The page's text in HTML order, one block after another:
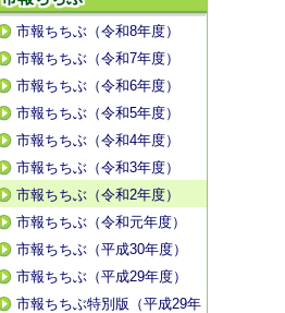
市報ちちぶ（令和8年度）
市報ちちぶ（令和7年度）
市報ちちぶ（令和6年度）
市報ちちぶ（令和5年度）
市報ちちぶ（令和4年度）
市報ちちぶ（令和3年度）
市報ちちぶ（令和2年度）
市報ちちぶ（令和元年度）
市報ちちぶ（平成30年度）
市報ちちぶ（平成29年度）
市報ちちぶ特別版（平成29年